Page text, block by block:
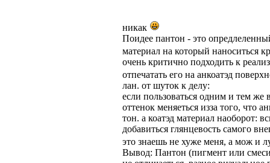
никак
Поидее пантон - это
материал на который наноситься
очень критично подходить к
отпечатать его на анкоатэд
лан. от шуток к делу:
если пользоваться одним и тем
оттенок меняеться изза того, что
тон. а коатэд материал наоборот:
добавиться глянцевость самого
это знаешь не хуже меня, а мож и
Вывод: Пантон (пигмент или смеси